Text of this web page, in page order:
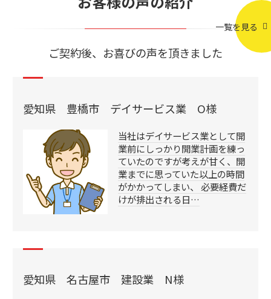
ご契約後、お喜びの声を頂きました
一覧を見る
愛知県 豊橋市 デイサービス業 O様
当社はデイサービス業として開
業前にしっかり開業計画を練っ
ていたのですが考えが甘く、開
業までに思っていた以上の時間
がかかってしまい、 必要経費だ
けが排出される日…
愛知県 名古屋市 建設業 N様